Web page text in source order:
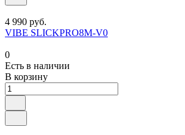
4 990 руб.
VIBE SLICKPRO8M-V0
0
Есть в наличии
В корзину